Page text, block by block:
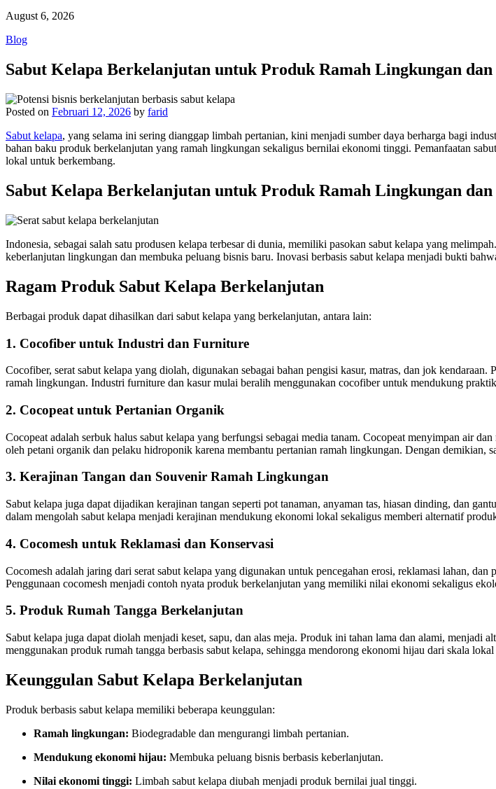
August 6, 2026
Blog
Sabut Kelapa Berkelanjutan untuk Produk Ramah Lingkungan
Posted on Februari 12, 2026 by farid
Sabut kelapa, yang selama ini sering dianggap limbah pertanian, kini menjadi sumber daya berharga bagi
bahan baku produk berkelanjutan yang ramah lingkungan sekaligus bernilai ekonomi tinggi. Pemanfaatan
lokal untuk berkembang.
Sabut Kelapa Berkelanjutan untuk Produk Ramah Lingkungan
Indonesia, sebagai salah satu produsen kelapa terbesar di dunia, memiliki pasokan sabut kelapa yang
keberlanjutan lingkungan dan membuka peluang bisnis baru. Inovasi berbasis sabut kelapa menjadi bukti
Ragam Produk Sabut Kelapa Berkelanjutan
Berbagai produk dapat dihasilkan dari sabut kelapa yang berkelanjutan, antara lain:
1. Cocofiber untuk Industri dan Furniture
Cocofiber, serat sabut kelapa yang diolah, digunakan sebagai bahan pengisi kasur, matras, dan jok
ramah lingkungan. Industri furniture dan kasur mulai beralih menggunakan cocofiber untuk mendukung
2. Cocopeat untuk Pertanian Organik
Cocopeat adalah serbuk halus sabut kelapa yang berfungsi sebagai media tanam. Cocopeat menyimpan air
oleh petani organik dan pelaku hidroponik karena membantu pertanian ramah lingkungan. Dengan demikian,
3. Kerajinan Tangan dan Souvenir Ramah Lingkungan
Sabut kelapa juga dapat dijadikan kerajinan tangan seperti pot tanaman, anyaman tas, hiasan dinding, dan
dalam mengolah sabut kelapa menjadi kerajinan mendukung ekonomi lokal sekaligus memberi alternatif
4. Cocomesh untuk Reklamasi dan Konservasi
Cocomesh adalah jaring dari serat sabut kelapa yang digunakan untuk pencegahan erosi, reklamasi lahan,
Penggunaan cocomesh menjadi contoh nyata produk berkelanjutan yang memiliki nilai ekonomi sekaligus
5. Produk Rumah Tangga Berkelanjutan
Sabut kelapa juga dapat diolah menjadi keset, sapu, dan alas meja. Produk ini tahan lama dan alami,
menggunakan produk rumah tangga berbasis sabut kelapa, sehingga mendorong ekonomi hijau dari skala
Keunggulan Sabut Kelapa Berkelanjutan
Produk berbasis sabut kelapa memiliki beberapa keunggulan:
Ramah lingkungan: Biodegradable dan mengurangi limbah pertanian.
Mendukung ekonomi hijau: Membuka peluang bisnis berbasis keberlanjutan.
Nilai ekonomi tinggi: Limbah sabut kelapa diubah menjadi produk bernilai jual tinggi.